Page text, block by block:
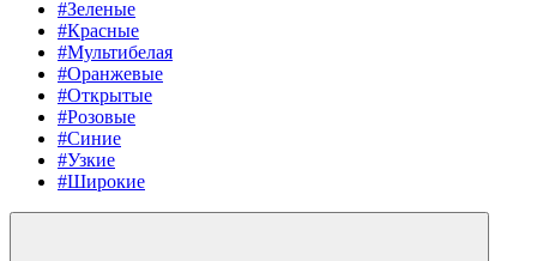
#Зеленые
#Красные
#Мультибелая
#Оранжевые
#Открытые
#Розовые
#Синие
#Узкие
#Широкие